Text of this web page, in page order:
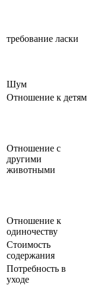
требование ласки
Шум
Отношение к детям
Отношение с
другими
животными
Отношение к
одиночеству
Стоимость
содержания
Потребность в
уходе